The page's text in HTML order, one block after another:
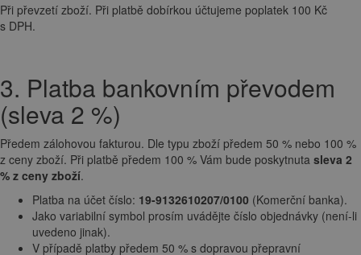
Při převzetí zboží. Při platbě dobírkou účtujeme poplatek 100 Kč
s DPH.
3. Platba bankovním převodem
(sleva 2 %)
Předem zálohovou fakturou. Dle typu zboží předem 50 % nebo 100 %
z ceny zboží. Při platbě předem 100 % Vám bude poskytnuta sleva 2
% z ceny zboží.
Platba na účet číslo: 19-9132610207/0100 (Komerční banka).
Jako variabilní symbol prosím uvádějte číslo objednávky (není-li
uvedeno jinak).
V případě platby předem 50 % s dopravou přepravní